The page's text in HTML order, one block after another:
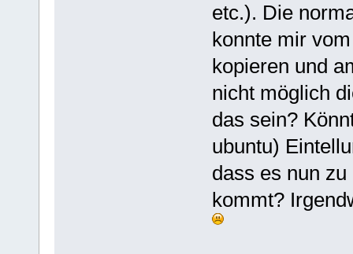
etc.). Die
konnte mir
kopieren und
nicht möglich
das sein?
ubuntu)
dass es nun
kommt?